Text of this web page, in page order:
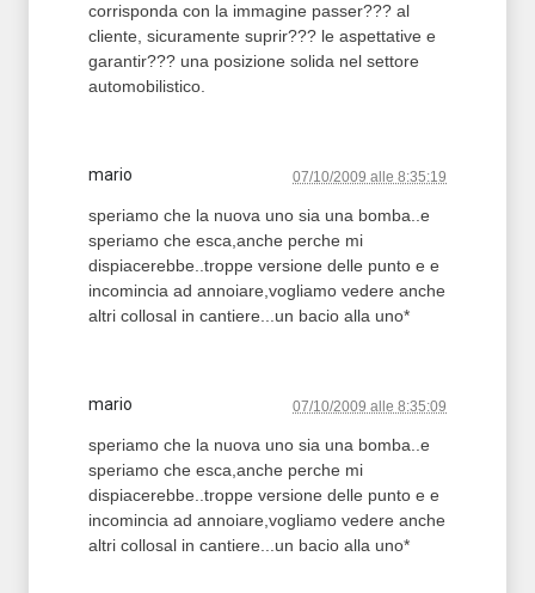
corrisponda con la immagine passer??? al
cliente, sicuramente suprir??? le aspettative e
garantir??? una posizione solida nel settore
automobilistico.
mario 07/10/2009 alle 8:35:19
speriamo che la nuova uno sia una bomba..e
speriamo che esca,anche perche mi
dispiacerebbe..troppe versione delle punto e e
incomincia ad annoiare,vogliamo vedere anche
altri collosal in cantiere...un bacio alla uno*
mario 07/10/2009 alle 8:35:09
speriamo che la nuova uno sia una bomba..e
speriamo che esca,anche perche mi
dispiacerebbe..troppe versione delle punto e e
incomincia ad annoiare,vogliamo vedere anche
altri collosal in cantiere...un bacio alla uno*